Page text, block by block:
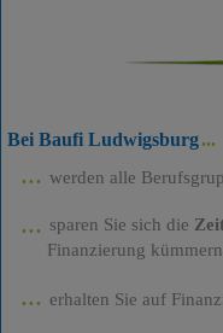
Bei Baufi Ludwigsburg
werden alle
sparen Sie sich die
Finanzierung
erhalten Sie auf